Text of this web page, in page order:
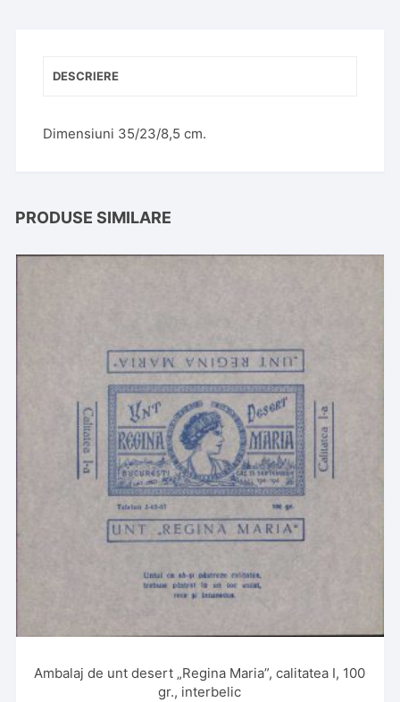
DESCRIERE
Dimensiuni 35/23/8,5 cm.
PRODUSE SIMILARE
Ambalaj de unt desert „Regina Maria”, calitatea I, 100
gr., interbelic